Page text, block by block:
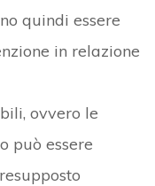
quindi essere
in relazione
ovvero le
può essere